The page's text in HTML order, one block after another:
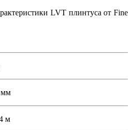
LVT плинтуса от Fine
м